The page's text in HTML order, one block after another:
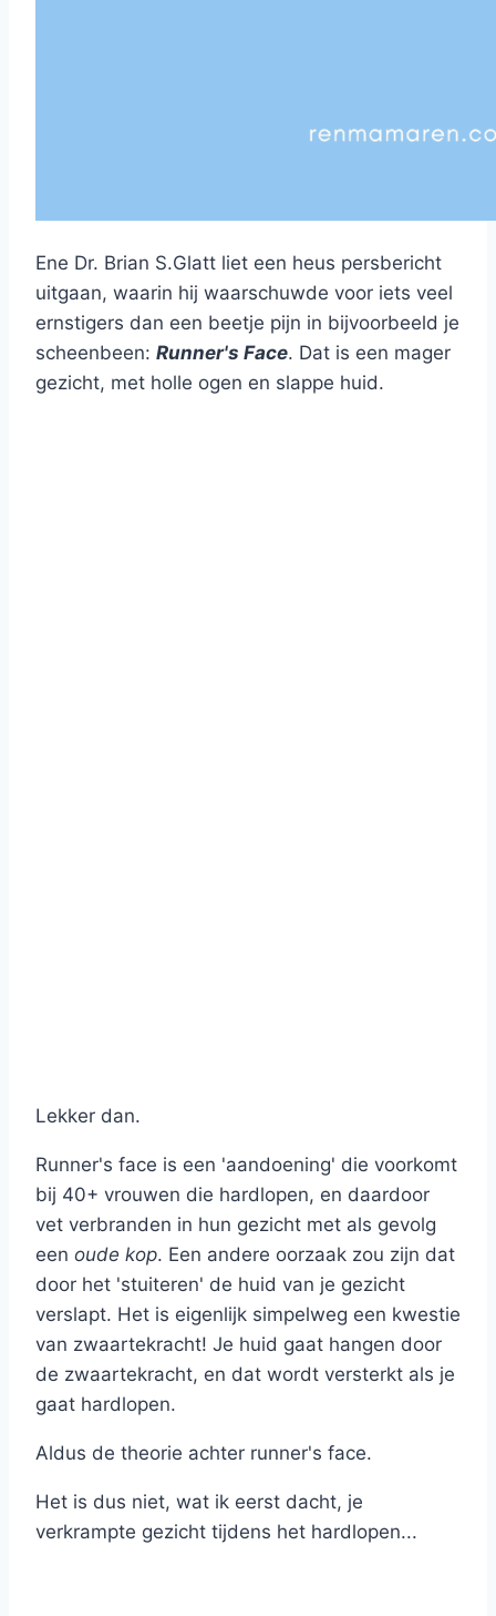
Ene Dr. Brian S.Glatt liet een heus persbericht
uitgaan, waarin hij waarschuwde voor iets veel
ernstigers dan een beetje pijn in bijvoorbeeld je
scheenbeen: Runner's Face. Dat is een mager
gezicht, met holle ogen en slappe huid.
Lekker dan.
Runner's face is een 'aandoening' die voorkomt
bij 40+ vrouwen die hardlopen, en daardoor
vet verbranden in hun gezicht met als gevolg
een oude kop. Een andere oorzaak zou zijn dat
door het 'stuiteren' de huid van je gezicht
verslapt. Het is eigenlijk simpelweg een kwestie
van zwaartekracht! Je huid gaat hangen door
de zwaartekracht, en dat wordt versterkt als je
gaat hardlopen.
Aldus de theorie achter runner's face.
Het is dus niet, wat ik eerst dacht, je
verkrampte gezicht tijdens het hardlopen...